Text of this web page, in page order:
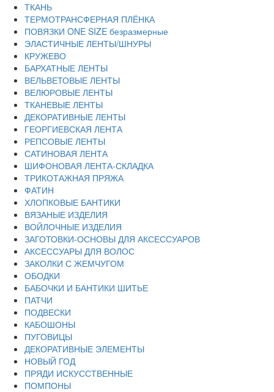
ТКАНЬ
ТЕРМОТРАНСФЕРНАЯ ПЛЁНКА
ПОВЯЗКИ ONE SIZE безразмерные
ЭЛАСТИЧНЫЕ ЛЕНТЫ/ШНУРЫ
КРУЖЕВО
БАРХАТНЫЕ ЛЕНТЫ
ВЕЛЬВЕТОВЫЕ ЛЕНТЫ
ВЕЛЮРОВЫЕ ЛЕНТЫ
ТКАНЕВЫЕ ЛЕНТЫ
ДЕКОРАТИВНЫЕ ЛЕНТЫ
ГЕОРГИЕВСКАЯ ЛЕНТА
РЕПСОВЫЕ ЛЕНТЫ
САТИНОВАЯ ЛЕНТА
ШИФОНОВАЯ ЛЕНТА-СКЛАДКА
ТРИКОТАЖНАЯ ПРЯЖА
ФАТИН
ХЛОПКОВЫЕ БАНТИКИ
ВЯЗАНЫЕ ИЗДЕЛИЯ
ВОЙЛОЧНЫЕ ИЗДЕЛИЯ
ЗАГОТОВКИ-ОСНОВЫ ДЛЯ АКСЕССУАРОВ
АКСЕССУАРЫ ДЛЯ ВОЛОС
ЗАКОЛКИ С ЖЕМЧУГОМ
ОБОДКИ
БАБОЧКИ И БАНТИКИ ШИТЬЕ
ПАТЧИ
ПОДВЕСКИ
КАБОШОНЫ
ПУГОВИЦЫ
ДЕКОРАТИВНЫЕ ЭЛЕМЕНТЫ
НОВЫЙ ГОД
ПРЯДИ ИСКУССТВЕННЫЕ
ПОМПОНЫ